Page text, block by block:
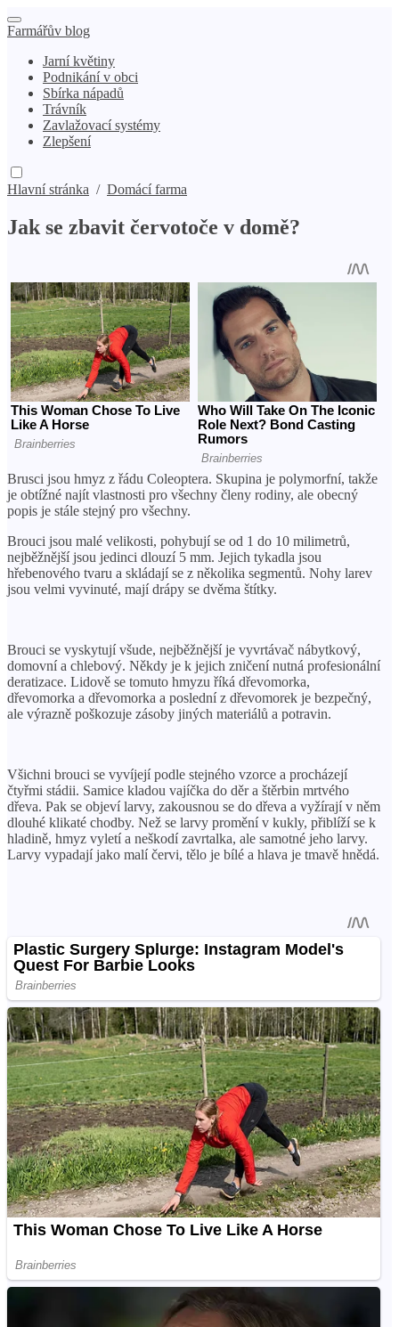
Farmářův blog
Jarní květiny
Podnikání v obci
Sbírka nápadů
Trávník
Zavlažovací systémy
Zlepšení
Hlavní stránka / Domácí farma
Jak se zbavit červotoče v domě?
Brusci jsou hmyz z řádu Coleoptera. Skupina je polymorfní, takže
je obtížné najít vlastnosti pro všechny členy rodiny, ale obecný
popis je stále stejný pro všechny.
Brouci jsou malé velikosti, pohybují se od 1 do 10 milimetrů,
nejběžnější jsou jedinci dlouzí 5 mm. Jejich tykadla jsou
hřebenového tvaru a skládají se z několika segmentů. Nohy larev
jsou velmi vyvinuté, mají drápy se dvěma štítky.
Brouci se vyskytují všude, nejběžnější je vyvrtávač nábytkový,
domovní a chlebový. Někdy je k jejich zničení nutná profesionální
deratizace. Lidově se tomuto hmyzu říká dřevomorka,
dřevomorka a dřevomorka a poslední z dřevomorek je bezpečný,
ale výrazně poškozuje zásoby jiných materiálů a potravin.
Všichni brouci se vyvíjejí podle stejného vzorce a procházejí
čtyřmi stádii. Samice kladou vajíčka do děr a štěrbin mrtvého
dřeva. Pak se objeví larvy, zakousnou se do dřeva a vyžírají v něm
dlouhé klikaté chodby. Než se larvy promění v kukly, přiblíží se k
hladině, hmyz vyletí a neškodí zavrtalka, ale samotné jeho larvy.
Larvy vypadají jako malí červi, tělo je bílé a hlava je tmavě hnědá.